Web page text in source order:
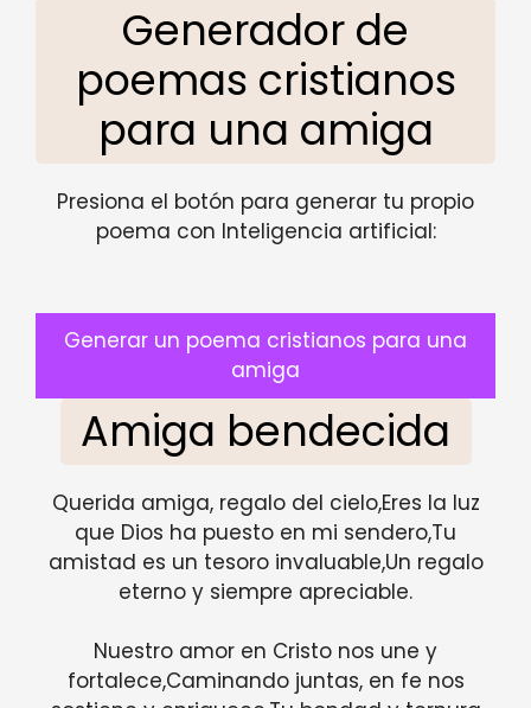
Generador de
poemas cristianos
para una amiga
Presiona el botón para generar tu propio
poema con Inteligencia artificial:
Generar un poema cristianos para una
amiga
Amiga bendecida
Querida amiga, regalo del cielo,Eres la luz
que Dios ha puesto en mi sendero,Tu
amistad es un tesoro invaluable,Un regalo
eterno y siempre apreciable.
Nuestro amor en Cristo nos une y
fortalece,Caminando juntas, en fe nos